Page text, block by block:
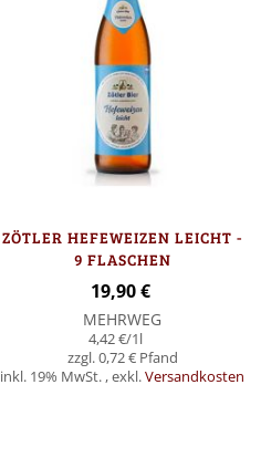
ZÖTLER HEFEWEIZEN LEICHT -
9 FLASCHEN
19,90 €
MEHRWEG
4,42 €/1l
0,72 €
inkl. 19% MwSt.,exkl.Versandkosten